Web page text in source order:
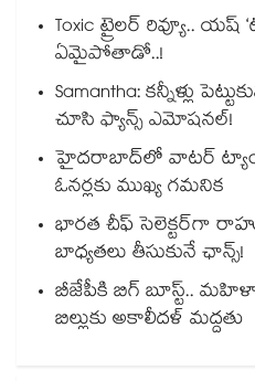
Toxic ట్రైలర్ రివ్యూ.. యష్
ఏమైపోతాడో..!
Samantha: కన్నీళ్లు
చూసి ఫ్యాన్స్ ఎమోషనల్!
హైదరాబాద్⁪లో వాటర్
ఓనర్లకు ముఖ్య గమనిక
భారత చీఫ్ సెలెక్టర్⁬గా
బాధ్యతలు తీసుకునే ఛాన్స్!
బీజేపీకి బిగ్ బూస్ట్..
బిల్లుకు అకాలీదళ్ మద్దతు